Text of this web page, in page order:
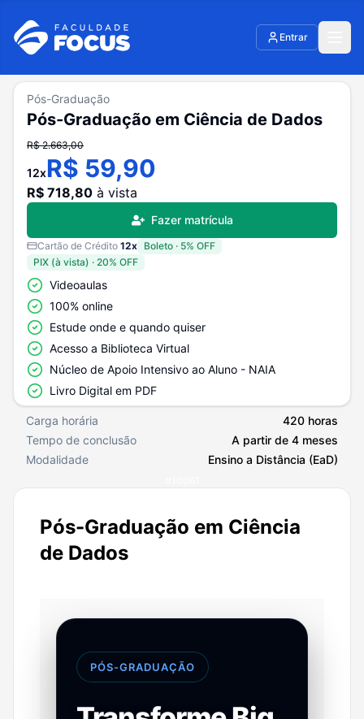
Entrar
Pós-Graduação em Ciência
de Dados
PÓS-GRADUAÇÃO
Pós-Graduação
Pós-Graduação em Ciência de Dados
R$2.663,00
12xR$ 59,90
R$ 718,80 à vista
Fazer matrícula
Cartão de Crédito 12x Boleto · 5% OFF
PIX (à vista) · 20% OFF
Videoaulas
100% online
Estude onde e quando quiser
Acesso a Biblioteca Virtual
Núcleo de Apoio Intensivo ao Aluno - NAIA
Livro Digital em PDF
Carga horária
420 horas
Tempo de conclusão
A partir de 4 meses
Modalidade
Ensino a Distância (EaD)